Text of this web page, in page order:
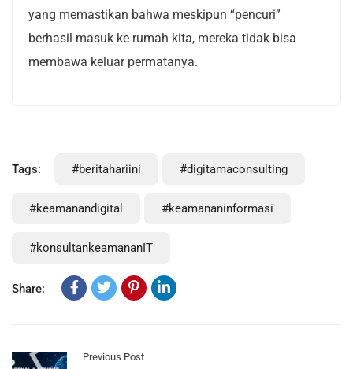
yang memastikan bahwa meskipun “pencuri”
berhasil masuk ke rumah kita, mereka tidak bisa
membawa keluar permatanya.
Tags: #beritahariini #digitamaconsulting
#keamanandigital #keamananinformasi
#konsultankeamananIT
Share:
Previous Post